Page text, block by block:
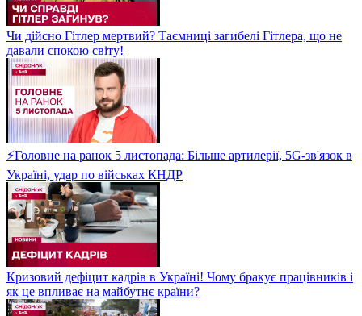
Чи дійсно Гітлер мертвий? Таємниці загибелі Гітлера, що не
давали спокою світу!
⚡Головне на ранок 5 листопада: Більше артилерії, 5G-зв'язок в
Україні, удар по військах КНДР
Кризовий дефіцит кадрів в Україні! Чому бракує працівників і
як це впливає на майбутнє країни?